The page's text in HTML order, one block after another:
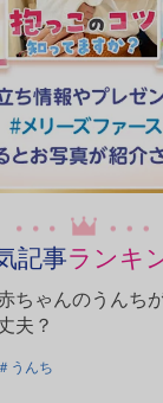
記事ランキ
ちゃんのうんち
夫？
＃うんち